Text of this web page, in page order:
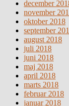
december
november
oktober 2018
september
august 2018
juli 2018
juni 2018
maj 2018
april 2018
marts 2018
februar 2018
januar 2018